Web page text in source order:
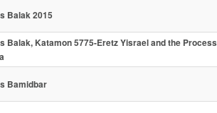
Balak 2015
Balak, Katamon 5775-Eretz Yisrael and the Process
Bamidbar